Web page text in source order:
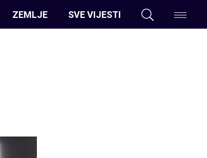
ZEMLJE SVE VIJESTI